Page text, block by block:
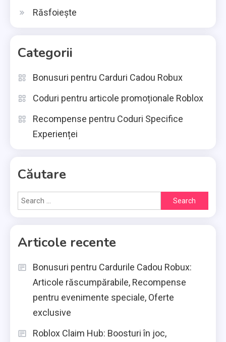
Răsfoiește
Categorii
Bonusuri pentru Carduri Cadou Robux
Coduri pentru articole promoționale Roblox
Recompense pentru Coduri Specifice
Experienței
Căutare
Search
for:
Articole recente
Bonusuri pentru Cardurile Cadou Robux:
Articole răscumpărabile, Recompense
pentru evenimente speciale, Oferte
exclusive
Roblox Claim Hub: Boosturi în joc,